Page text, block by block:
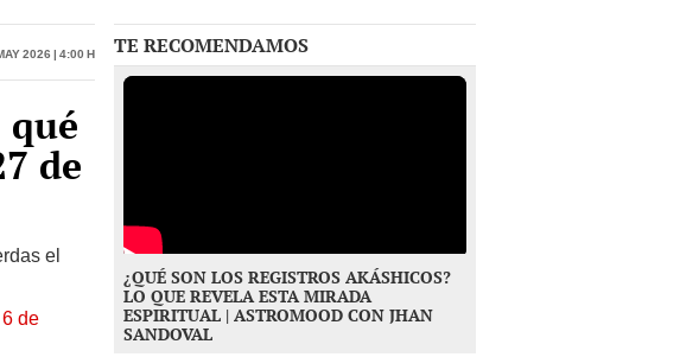
2026 | 4:00 h
qué
de
el
de
TE RECOMENDAMOS
¿QUÉ SON LOS REGISTROS AKÁSHICOS?
LO QUE REVELA ESTA MIRADA
ESPIRITUAL | ASTROMOOD CON JHAN
SANDOVAL